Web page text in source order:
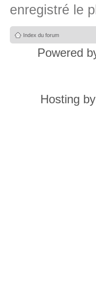
enregistré le
Index du forum
Powered
Hosting by